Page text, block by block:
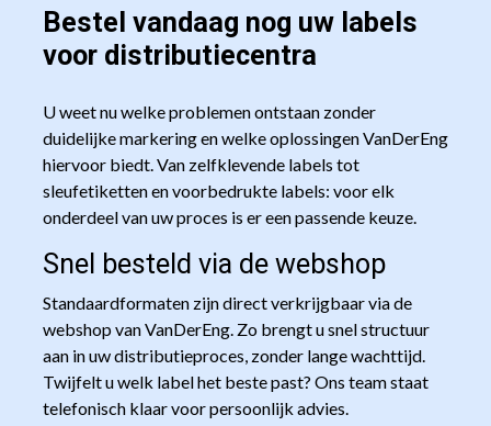
Bestel vandaag nog uw labels
voor distributiecentra
U weet nu welke problemen ontstaan zonder
duidelijke markering en welke oplossingen VanDerEng
hiervoor biedt. Van zelfklevende labels tot
sleufetiketten en voorbedrukte labels: voor elk
onderdeel van uw proces is er een passende keuze.
Snel besteld via de webshop
Standaardformaten zijn direct verkrijgbaar via de
webshop van VanDerEng. Zo brengt u snel structuur
aan in uw distributieproces, zonder lange wachttijd.
Twijfelt u welk label het beste past? Ons team staat
telefonisch klaar voor persoonlijk advies.